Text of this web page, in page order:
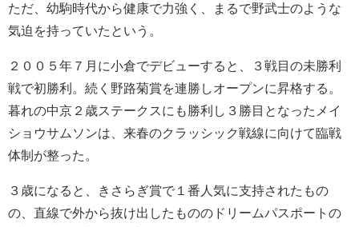
ただ、幼駒時代から健康で力強く、まるで野武士のような
気迫を持っていたという。
２００５年７月に小倉でデビューすると、３戦目の未勝利
戦で初勝利。続く野路菊賞を連勝しオープンに昇格する。
暮れの中京２歳ステークスにも勝利し３勝目となったメイ
ショウサムソンは、来春のクラッシック戦線に向けて臨戦
体制が整った。
３歳になると、きさらぎ賞で１番人気に支持されたもの
の、直線で外から抜け出したもののドリームパスポートの